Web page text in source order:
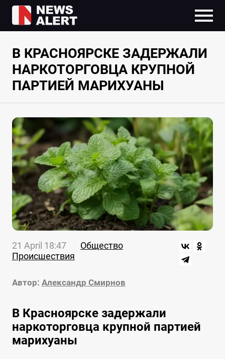
В КРАСНОЯРСКЕ ЗАДЕРЖАЛИ
НАРКОТОРГОВЦА КРУПНОЙ
ПАРТИЕЙ МАРИХУАНЫ
21 April 18:47
Общество
Происшествия
Автор: Александр Смирнов
В Красноярске задержали
наркоторговца крупной партией
марихуаны